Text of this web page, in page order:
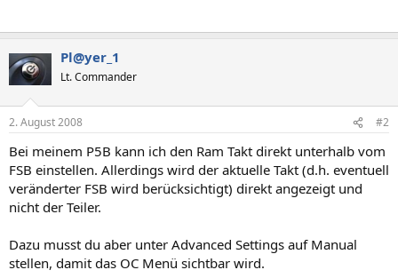
Pl@yer_1
Lt. Commander
2. August 2008 #2
Bei meinem P5B kann ich den Ram Takt direkt unterhalb vom
FSB einstellen. Allerdings wird der aktuelle Takt (d.h. eventuell
veränderter FSB wird berücksichtigt) direkt angezeigt und
nicht der Teiler.
Dazu musst du aber unter Advanced Settings auf Manual
stellen, damit das OC Menü sichtbar wird.